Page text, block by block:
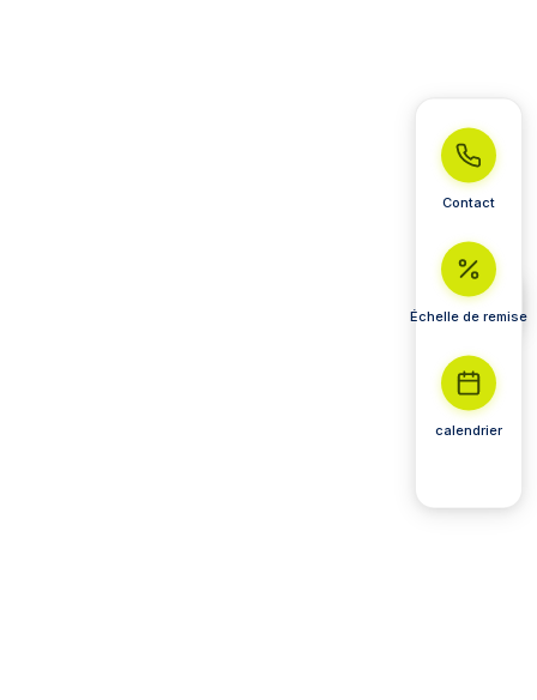
Contact
Échelle de remise
calendrier